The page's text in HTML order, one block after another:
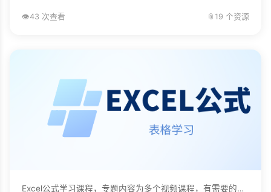
👁️43 次查看 📎 19 个资源
Excel公式学习课程，专题内容为多个视频课程，有需要的自己下载学习。...